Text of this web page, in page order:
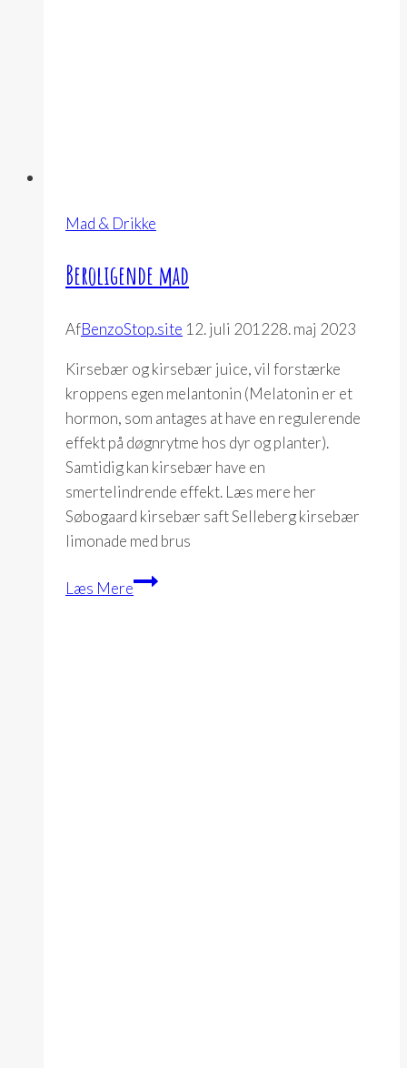
Mad & Drikke
Beroligende mad
AfBenzoStop.site 12. juli 201228. maj 2023
Kirsebær og kirsebær juice, vil forstærke
kroppens egen melantonin (Melatonin er et
hormon, som antages at have en regulerende
effekt på døgnrytme hos dyr og planter).
Samtidig kan kirsebær have en
smertelindrende effekt. Læs mere her
Søbogaard kirsebær saft Selleberg kirsebær
limonade med brus
Læs MereBeroligende